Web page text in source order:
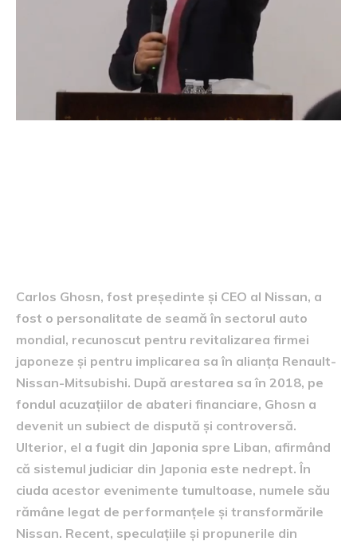
Carlos Ghosn, fost președinte și CEO al Nissan, a
fost o personalitate de seamă în sectorul auto
mondial, recunoscut pentru revitalizarea firmei
japoneze și pentru implicarea sa în alianța Renault-
Nissan-Mitsubishi. După arestarea sa în 2018, pe
fondul acuzațiilor de abateri financiare, Ghosn a
devenit un subiect de dispută și controversă.
Ulterior, el a fugit din Japonia spre Liban, afirmând
că sistemul judiciar din Japonia este nedrept. În
ciuda acestor evenimente tumultoase, numele său
rămâne legat de performanțele și transformările
Nissan. Recent, speculațiile și propunerile din